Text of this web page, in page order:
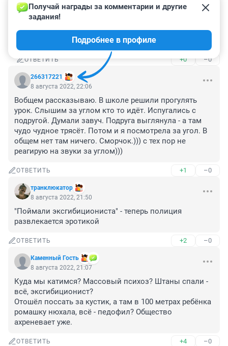
Чирий
это здорово, это очень хорошо...
ОТВЕТИТЬ +0 –0
266317221
Получай награды за комментарии и другие
задания!
Подробнее в профиле
8 августа 2022, 22:06
Вобщем рассказываю. В школе решили прогулять
урок. Слышим за углом кто то идёт. Испугались с
подругой. Думали завуч. Подруга выглянула - а там
чудо чудное трясёт. Потом и я посмотрела за угол. В
общем нет там ничего. Сморчок.))) с тех пор не
реагирую на звуки за углом)))
ОТВЕТИТЬ +1 –0
транклюкатор
8 августа 2022, 21:50
"Поймали эксгибициониста" - теперь полиция
развлекается эротикой
ОТВЕТИТЬ +2 –0
Каменный Гость
8 августа 2022, 21:07
Куда мы катимся? Массовый психоз? Штаны спали -
всё, эксгибиционист?
Отошёл поссать за кустик, а там в 100 метрах ребёнка
ромашку нюхала, всё - педофил? Общество
ахреневает уже.
ОТВЕТИТЬ +4 –0